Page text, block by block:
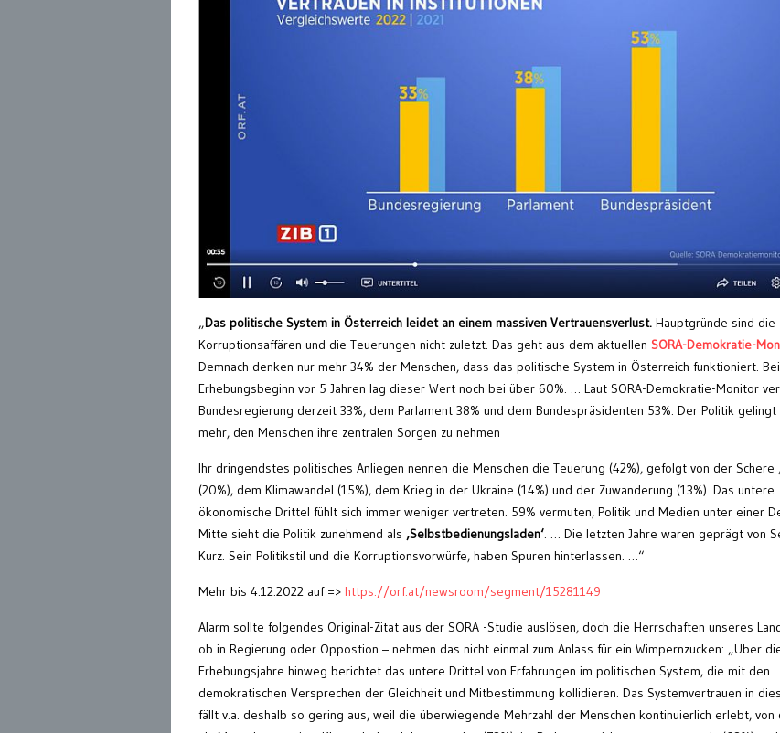
„Das politische System in Österreich leidet an einem massiven Vertrauensverlust. Hauptgründe sind die
Korruptionsaffären und die Teuerungen nicht zuletzt. Das geht aus dem aktuellen SORA-Demokratie-
Demnach denken nur mehr 34% der Menschen, dass das politische System in Österreich funktioniert. Bei
Erhebungsbeginn vor 5 Jahren lag dieser Wert noch bei über 60%. … Laut SORA-Demokratie-Monitor
Bundesregierung derzeit 33%, dem Parlament 38% und dem Bundespräsidenten 53%. Der Politik
mehr, den Menschen ihre zentralen Sorgen zu nehmen
Ihr dringendstes politisches Anliegen nennen die Menschen die Teuerung (42%), gefolgt von der Schere
(20%), dem Klimawandel (15%), dem Krieg in der Ukraine (14%) und der Zuwanderung (13%). Das untere
ökonomische Drittel fühlt sich immer weniger vertreten. 59% vermuten, Politik und Medien unter einer
Mitte sieht die Politik zunehmend als ‚Selbstbedienungsladen‘. … Die letzten Jahre waren geprägt von
Kurz. Sein Politikstil und die Korruptionsvorwürfe, haben Spuren hinterlassen. …“
Mehr bis 4.12.2022 auf => https://orf.at/newsroom/segment/15281149
Alarm sollte folgendes Original-Zitat aus der SORA -Studie auslösen, doch die Herrschaften unseres
ob in Regierung oder Oppostion – nehmen das nicht einmal zum Anlass für ein Wimpernzucken: „Über
Erhebungsjahre hinweg berichtet das untere Drittel von Erfahrungen im politischen System, die mit den
demokratischen Versprechen der Gleichheit und Mitbestimmung kollidieren. Das Systemvertrauen in
fällt v.a. deshalb so gering aus, weil die überwiegende Mehrzahl der Menschen kontinuierlich erlebt, von